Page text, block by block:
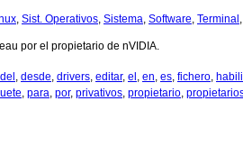
, Sist. Operativos, Sistema, Software, Terminal ,
por el propietario de nVIDIA.
del , desde, drivers, editar, el , en, es, fichero,
, para, por, privativos, propietario,